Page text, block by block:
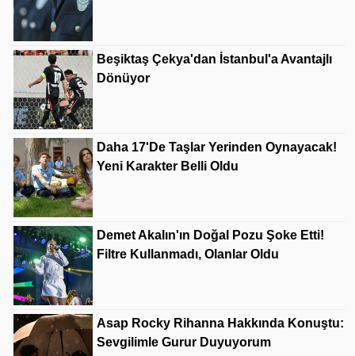
Beşiktaş Çekya'dan İstanbul'a Avantajlı
Dönüyor
Daha 17'de Taşlar Yerinden Oynayacak!
Yeni Karakter Belli Oldu
Demet Akalın'ın Doğal Pozu Şoke Etti!
Filtre Kullanmadı, Olanlar Oldu
Asap Rocky Rihanna Hakkında Konuştu:
Sevgilimle Gurur Duyuyorum